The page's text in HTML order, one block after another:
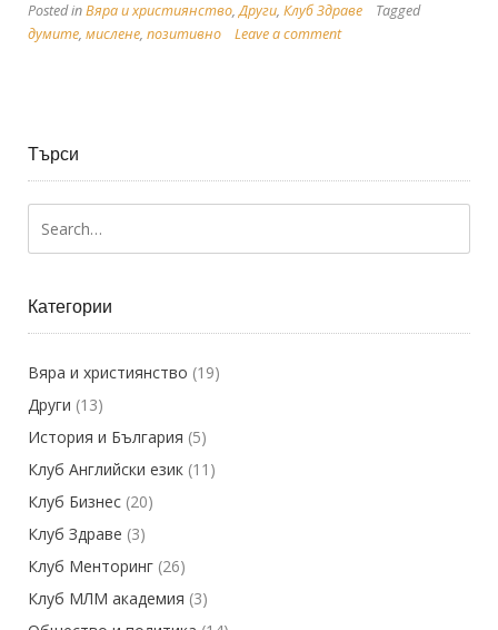
Posted inВяра и християнство,Други, Клуб Здраве
Tagged
думите, мислене, позитивно Leave a comment
Търси
Категории
Вяра и християнство (19)
Други (13)
История и България (5)
Клуб Английски език (11)
Клуб Бизнес (20)
Клуб Здраве (3)
Клуб Менторинг (26)
Клуб МЛМ академия (3)